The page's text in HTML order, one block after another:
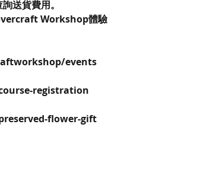
送貨費用。
Workshop體驗
events
registration
flower-gift